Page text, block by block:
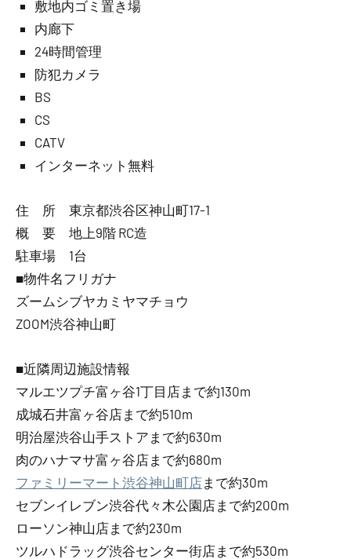
敷地内ゴミ置き場
内廊下
24時間管理
防犯カメラ
BS
CS
CATV
インターネット無料
住 所 東京都渋谷区神山町17-1
概 要 地上9階 RC造
駐車場 1台
■物件名フリガナ
ズームシブヤカミヤマチョウ
ZOOM渋谷神山町
■近隣周辺施設情報
マルエツプチ富ヶ谷1丁目店まで約130m
成城石井富ヶ谷店まで約510m
明治屋渋谷山手ストアまで約630m
肉のハナマサ富ヶ谷店まで約680m
ファミリーマート渋谷神山町店まで約30m
セブンイレブン渋谷代々木公園店まで約200m
ローソン神山店まで約230m
ツルハドラッグ渋谷センター街店まで約530m